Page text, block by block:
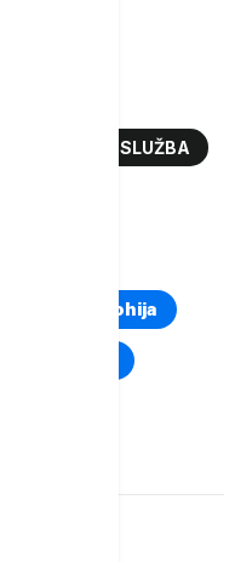
TAJNA SLUŽBA
Kosovo i Metohija